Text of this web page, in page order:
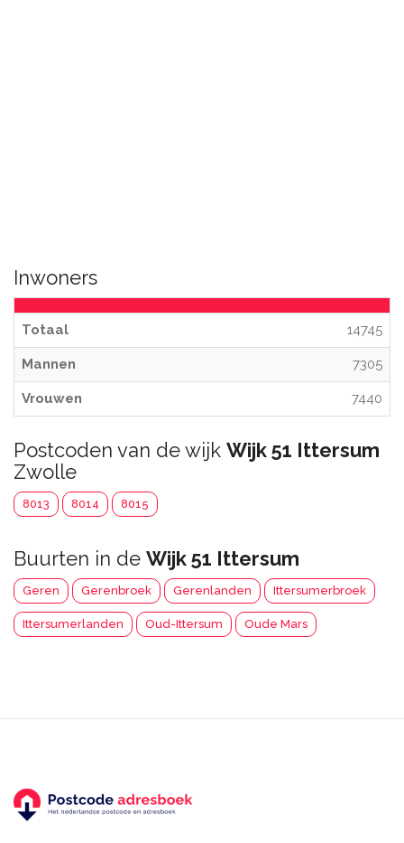
Inwoners
Totaal 14745
Mannen 7305
Vrouwen 7440
Postcoden van de wijk Wijk 51 Ittersum
Zwolle
8013 8014 8015
Buurten in de Wijk 51 Ittersum
Geren Gerenbroek Gerenlanden Ittersumerbroek
Ittersumerlanden Oud-Ittersum Oude Mars